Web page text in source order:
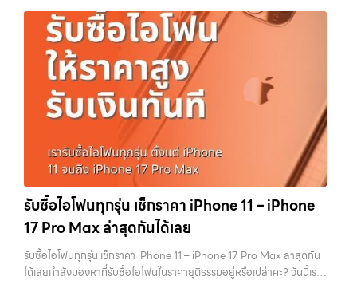
วังหินไม่ว่าคุณจะต้องการ รับซื้อโทรศัพท์, รับซื้อแมคบุค, รับซื้อโน๊ตบุ๊ค, รับ
ซื้อแท็บเล็ต, หรือบริการอื่นๆ เกี่ยวกับสินค้าไอที กรุงเทพฯ – เราพร้อมให้
บริการครบวงจร บริการของเรา เราให้บริการแบบครบวงจรสำหรับลูกค้าที่
ต้องการขายอุปกรณ์ไอที ไม่ว่าจะเป็น: รับซื้อไอโฟน ทุกรุ่น ทั้งเครื่องใหม่และ
เครื่องใช้งานแล้ว รับซื้อไอแพด แท็บเล็ต…
แค่เครื่องใช้ไฟฟ้า แต่เป็นทรัพย์สินที่มีมูลค่า คุณอาจต้องการเปลี่ยนรุ่น หรือ
ต้องการเงินด่วน เราจึงมอบบริการประเมินสภาพเครื่อง ฟรี ปราบปราม
ความยุ่งยากทั้งหลาย โดยเน้น โปร่งใส มั่นใจได้ และจ่ายเงินทันทีเมื่อตกลง
ซื้อขายสำเร็จ บริการของเราครอบคลุมทั้ง iPhone สายใหม่-เก่า,
Samsung ทุกรุ่น, iPad และแท็บเล็ตทุกแบรนด์ เรารับถึงแม้จะอยู่ในสภาพ
ใช้งานแล้ว ตกแต่งแล้ว หรือมีรอยบ้าง เพราะมูลค่าของเครื่องไม่ได้ขึ้นอยู่แค่
ยี่ห้อ แต่ขึ้นอยู่กับสภาพจริง ความครบชุด และความสะดวกในการขายของ
คุณ เราจึงตั้งใจให้บริการในเขต ลาดพร้าว, รัชดา, บางรัก, แจ้งวัฒนะ,
บางแค, วัชรพล, รามอินทรา, บางนา, บางพลี, เกษตรนวมินทร์, เสนานิคม,
วังหิน อย่างเต็มที่ ไม่ว่าคุณจะค้นหาคำว่า “รับซื้อมือถือใกล้ฉัน”, “รับซื้อ
โทรศัพท์มือสองกรุงเทพ”, “ขาย iPad ได้ราคา”, “รับซื้อแท็บเล็ต กรุงเทพ
ถึงที่”, หรือ “รับซื้อ Samsung มือสอง ราคาสูง” — ที่นี่คือคำตอบ เพราะ
บริการของเรามุ่งตรงให้คุณได้รับราคาและความสะดวกสบายที่เหนือกว่า
เลือกเราแล้วคุณจะได้บริการที่คุณไว้วางใจ พร้อมทีมงานที่พร้อมอำนวย
ความสะดวก นัดรับถึงที่ ตรวจสภาพอย่างมืออาชีพ และจ่ายเงินทันที
ทั้งหมดนี้เพื่อให้การขายอุปกรณ์ของคุณเป็นเรื่องง่ายขึ้น ดีกว่า รวดเร็วกว่า
และคุ้มค่ากว่า ทำไมต้องเลือกเรา ผู้เชี่ยวชาญด้านการให้บริการ รับซื้อมือถือ
ดา บางรัก แจ้งวัฒนะ บางแค วัชรพล รามอินทรา รับซื้อ MacBookวัชรพล
— เรามีบริการ รับซื้อแมคบุค,รับซื้อโน๊ตบุ๊ค,รับซื้อไอโฟน, รับซื้อไอแพด, รับ
ซื้อมือถือ หรือ รับซื้อแท็บเล็ต บริการครอบคลุมทั่วกรุงเทพ และพื้นที่ใกล้
เคียง รับซื้อ MacBookวัชรพล เรามีบริการ รับซื้อแมคบุค,รับซื้อโน๊ตบุ๊ค,รับ
ซื้อไอโฟน, รับซื้อไอแพด, รับซื้อมือถือ หรือ รับซื้อแท็บเล็ต บริการครอบคลุม
ทั่วกรุงเทพ… รับซื้อ MacBookวัชรพล บริการถึงพื้นที่ เขตลาดพร้าว, รัช
ดา, บางรัก, แจ้งวัฒนะ, บางแค, วัชรพล, รามอินทรา — นัดรับสะดวกทุกเขต
ประสบการณ์เหนือระดับกับการ รับซื้อไอโฟน, รับซื้อไอแพด, รับซื้อมือถือ
ยินดีต้อนรับสู่ “รับซื้อขายมือถือ.com” เว็บไซต์ที่คุณไว้วางใจได้ สำหรับ
บริการ รับซื้อ มือถือ iPhone, Samsung, iPad, แท็บเล็ต ทุกยี่ห้อ ให้ราคา
สูง พร้อมจ่ายเงินทันที ครอบคลุมพื้นที่ ลาดพร้าว, รัชดา, บางรัก,
แจ้งวัฒนะ, บางแค, วัชรพล, รามอินทรา และเขตกรุงเทพฯ ใกล้ “ใกล้ ฉัน”
ที่สุด ในยุคที่สมาร์ทโฟน แท็บเล็ต และอุปกรณ์ไอทีใหม่ๆ เปลี่ยนรุ่นกันแทบ
ทุกช่วงเวลา อุปกรณ์ที่คุณใช้แล้วอาจกลายเป็นของที่ไม่ได้ใช้งานอยู่เฉยๆ
เว็บไซต์ของเราจึงเกิดขึ้นเพื่อเป็นทางเลือกให้คุณสามารถเปลี่ยนอุปกรณ์ที่
ไม่ใช้แล้วให้กลายเป็นเงินสดได้ทันที ด้วยบริการ รับซื้อไอโฟน, รับซื้อไอแพด,
รับซื้อมือถือ, รับซื้อโทรศัพท์, รับซื้อโน๊ตบุ๊ค, รับซื้อแท็บเล็ต, รับซื้อสินค้าไอที
รับซื้อไอโฟนทุกรุ่น เช็กราคา iPhone 11 – iPhone
17 Pro Max ล่าสุดกันได้เลย
รับซื้อไอโฟนทุกรุ่น เช็กราคา iPhone 11 – iPhone 17 Pro Max ล่าสุดกัน
ได้เลยกำลังมองหาที่รับซื้อไอโฟนในราคายุติธรรมอยู่หรือเปล่าคะ? วันนี้เรา